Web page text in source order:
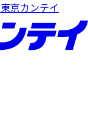
京カンテイ